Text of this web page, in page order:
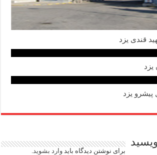
قندی یزد
پیشرو یزد
برای نوشتن دیدگاه بایدوارد بشوید